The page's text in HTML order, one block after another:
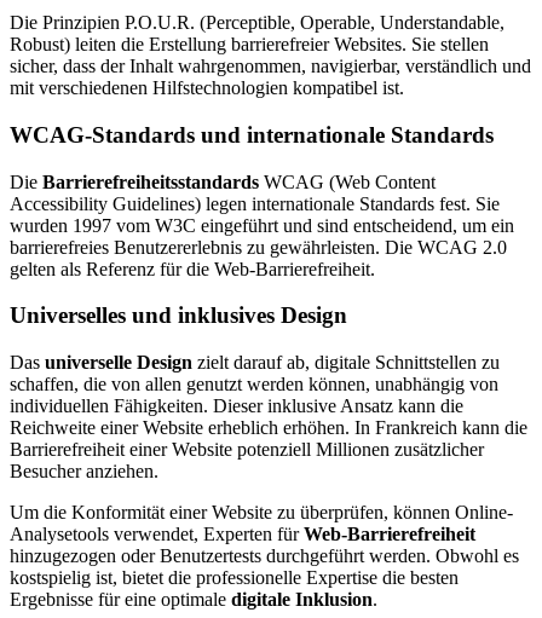
Die Prinzipien P.O.U.R. (Perceptible, Operable, Understandable,
Robust) leiten die Erstellung barrierefreier Websites. Sie stellen
sicher, dass der Inhalt wahrgenommen, navigierbar, verständlich und
mit verschiedenen Hilfstechnologien kompatibel ist.
WCAG-Standards und internationale Standards
Die Barrierefreiheitsstandards WCAG (Web Content
Accessibility Guidelines) legen internationale Standards fest. Sie
wurden 1997 vom W3C eingeführt und sind entscheidend, um ein
barrierefreies Benutzererlebnis zu gewährleisten. Die WCAG 2.0
gelten als Referenz für die Web-Barrierefreiheit.
Universelles und inklusives Design
Das universelle Design zielt darauf ab, digitale Schnittstellen zu
schaffen, die von allen genutzt werden können, unabhängig von
individuellen Fähigkeiten. Dieser inklusive Ansatz kann die
Reichweite einer Website erheblich erhöhen. In Frankreich kann die
Barrierefreiheit einer Website potenziell Millionen zusätzlicher
Besucher anziehen.
Um die Konformität einer Website zu überprüfen, können Online-
Analysetools verwendet, Experten fürWeb-Barrierefreiheit
hinzugezogen oder Benutzertests durchgeführt werden. Obwohl es
kostspielig ist, bietet die professionelle Expertise die besten
Ergebnisse für eine optimale digitale Inklusion.